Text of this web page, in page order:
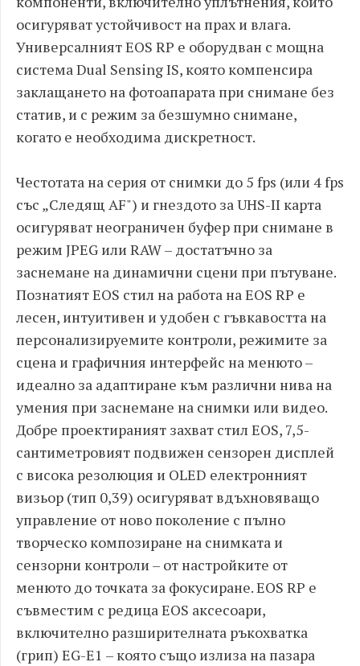
осигуряват устойчивост на прах и влага.
Универсалният EOS RP е оборудван с мощна
система Dual Sensing IS, която компенсира
заклащането на фотоапарата при снимане без
статив, и с режим за безшумно снимане,
когато е необходима дискретност.
Честотата на серия от снимки до 5 fps (или 4 fps
със „Следящ AF") и гнездото за UHS-II карта
осигуряват неограничен буфер при снимане в
режим JPEG или RAW – достатъчно за
заснемане на динамични сцени при пътуване.
Познатият EOS стил на работа на EOS RP е
лесен, интуитивен и удобен с гъвкавостта на
персонализируемите контроли, режимите за
сцена и графичния интерфейс на менюто –
идеално за адаптиране към различни нива на
умения при заснемане на снимки или видео.
Добре проектираният захват стил EOS, 7,5-
сантиметровият подвижен сензорен дисплей
с висока резолюция и OLED електронният
визьор (тип 0,39) осигуряват вдъхновяващо
управление от ново поколение с пълно
творческо композиране на снимката и
сензорни контроли – от настройките от
менюто до точката за фокусиране. EOS RP е
съвместим с редица EOS аксесоари,
включително разширителната ръкохватка
(грип) EG-E1 – която също излиза на пазара